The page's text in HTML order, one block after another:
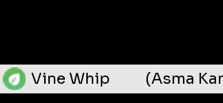
Vine Whip (Asma